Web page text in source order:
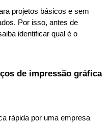
projetos básicos e sem
Por isso, antes de
identificar qual é o
de impressão gráfica
rápida por uma empresa